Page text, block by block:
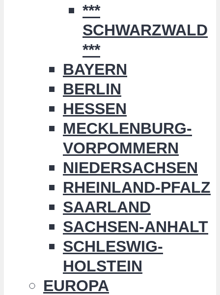
***
SCHWARZWALD
***
BAYERN
BERLIN
HESSEN
MECKLENBURG-
VORPOMMERN
NIEDERSACHSEN
RHEINLAND-PFALZ
SAARLAND
SACHSEN-ANHALT
SCHLESWIG-
HOLSTEIN
EUROPA